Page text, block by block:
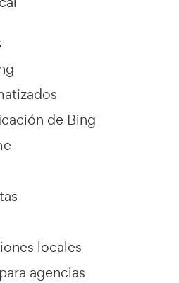
de Bing
locales
agencias